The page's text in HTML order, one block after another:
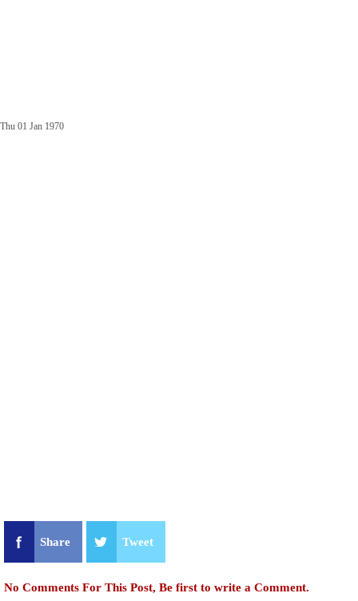
Thu 01 Jan 1970
Share Tweet
No Comments For This Post, Be first to write a Comment.